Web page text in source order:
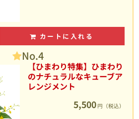
カートに入れる
No.4
【ひまわり特集】ひまわり
のナチュラルなキューブア
レンジメント
5,500 円（税込）